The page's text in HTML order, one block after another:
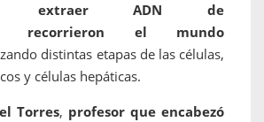
extraer ADN de
recorrieron el mundo
distintas etapas de las células,
y células hepáticas.
Torres, profesor que encabezó